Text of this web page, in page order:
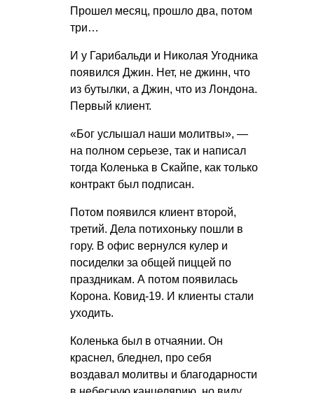
Прошел месяц, прошло два, потом
три…
И у Гарибальди и Николая Угодника
появился Джин. Нет, не джинн, что
из бутылки, а Джин, что из Лондона.
Первый клиент.
«Бог услышал наши молитвы», —
на полном серьезе, так и написал
тогда Коленька в Скайпе, как только
контракт был подписан.
Потом появился клиент второй,
третий. Дела потихоньку пошли в
гору. В офис вернулся кулер и
посиделки за общей пиццей по
праздникам. А потом появилась
Корона. Ковид-19. И клиенты стали
уходить.
Коленька был в отчаянии. Он
краснел, бледнел, про себя
воздавал молитвы и благодарности